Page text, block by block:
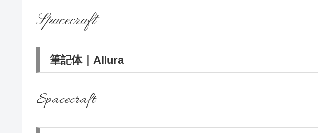
Spacecraft
筆記体｜Allura
Spacecraft